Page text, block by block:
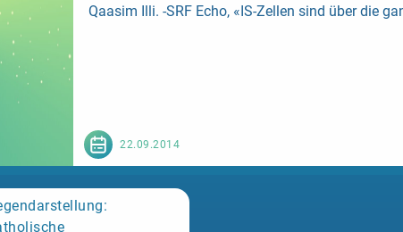
Qaasim Illi. -SRF Echo, «IS-Zellen sind über die
22.09.2014